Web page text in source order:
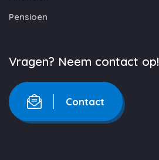
Pensioen
Vragen? Neem contact op!
Contact